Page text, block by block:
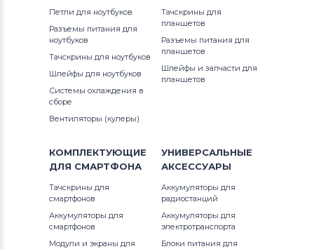
Вентиляторы (кулеры)MSI
Вентиляторы (кулеры)Compaq
Вентиляторы (кулеры)
Вентиляторы (кулеры)
Вентиляторы (кулеры)Dell
Вентиляторы (кулеры)
Вентиляторы (кулеры)Viewsonic
Петли для ноутбуков
Разъемы питания для
ноутбуков
Тачскрины для ноутбуков
Шлейфы для ноутбуков
Системы охлаждения в
сборе
Вентиляторы (кулеры)
Тачскрины для
планшетов
Разъемы питания для
планшетов
Шлейфы и запчасти для
планшетов
КОМПЛЕКТУЮЩИЕ
ДЛЯ СМАРТФОНА
Тачскрины для
смартфонов
Аккумуляторы для
смартфонов
Модули и экраны для
УНИВЕРСАЛЬНЫЕ
АКСЕССУАРЫ
Аккумуляторы для
радиостанций
Аккумуляторы для
электротранспорта
Блоки питания для